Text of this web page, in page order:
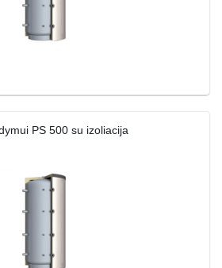
PS 500 su izoliacija